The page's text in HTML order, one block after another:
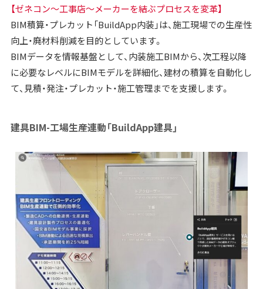
【ゼネコン～工事店～メーカーを結ぶプロセスを変革】
BIM積算・プレカット「BuildApp内装」は、施工現場での生産性
向上・廃材料削減を目的としています。
BIMデータを情報基盤として、内装施工BIMから、次工程以降
に必要なレベルにBIMモデルを詳細化、建材の積算を自動化し
て、見積・発注・プレカット・施工管理までを支援します。
建具BIM-工場生産連動「BuildApp建具」